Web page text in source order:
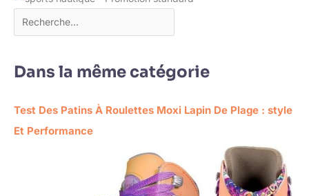
Dans la même catégorie
Test Des Patins À Roulettes Moxi Lapin De Plage : style
Et Performance